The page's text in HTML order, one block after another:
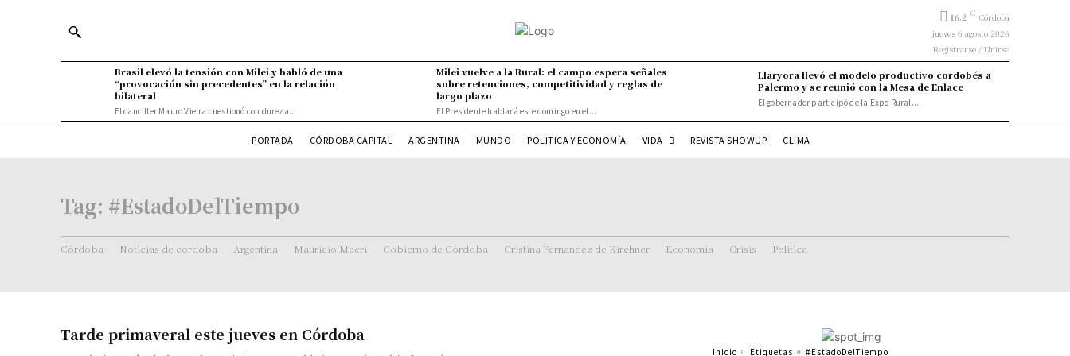
16.2 C Córdoba
jueves 6 agosto 2026
Registrarse / Unirse
Brasil elevó la tensión con Milei y habló de una
“provocación sin precedentes” en la relación
bilateral
El canciller Mauro Vieira cuestionó con dureza...
Milei vuelve a la Rural: el campo espera señales
sobre retenciones, competitividad y reglas de
largo plazo
El Presidente hablará este domingo en el...
Llaryora llevó el modelo productivo cordobés a
Palermo y se reunió con la Mesa de Enlace
El gobernador participó de la Expo Rural...
PORTADA CÓRDOBA CAPITAL ARGENTINA MUNDO POLITICA Y ECONOMÍA VIDA REVISTA SHOWUP CLIMA
Tag: #EstadoDelTiempo
Córdoba Noticias de cordoba Argentina Mauricio Macri Gobierno de Córdoba Cristina Fernandez de Kirchner Economía Crisis Politica
Tarde primaveral este jueves en Córdoba
Inicio Etiquetas #EstadoDelTiempo